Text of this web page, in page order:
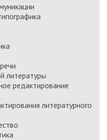
литературы
редактирование
литературного